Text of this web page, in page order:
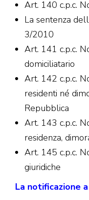
Art. 140 c.p.c.
La sentenza
3/2010
Art. 141 c.p.c.
domiciliatario
Art. 142 c.p.c.
residenti né
Repubblica
Art. 143 c.p.c.
residenza,
Art. 145 c.p.c.
giuridiche
La notificazione